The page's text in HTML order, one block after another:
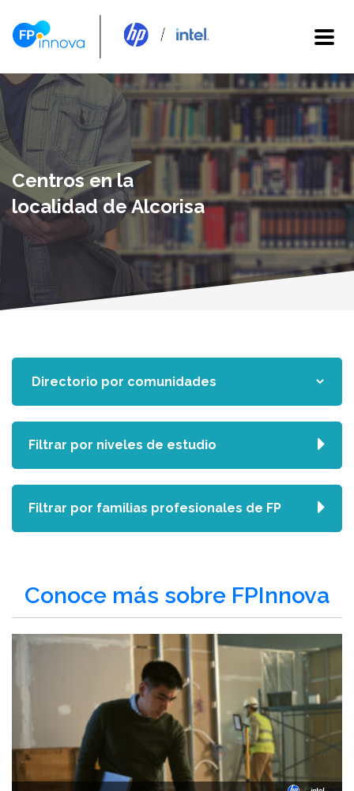
Centros en la
localidad de Alcorisa
Conoce más sobre FPInnova
Filtrar por niveles de estudio
Filtrar por familias profesionales de FP